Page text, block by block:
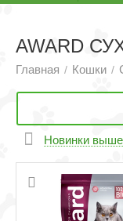
AWARD
Главная / Кошки /
Новинки выше